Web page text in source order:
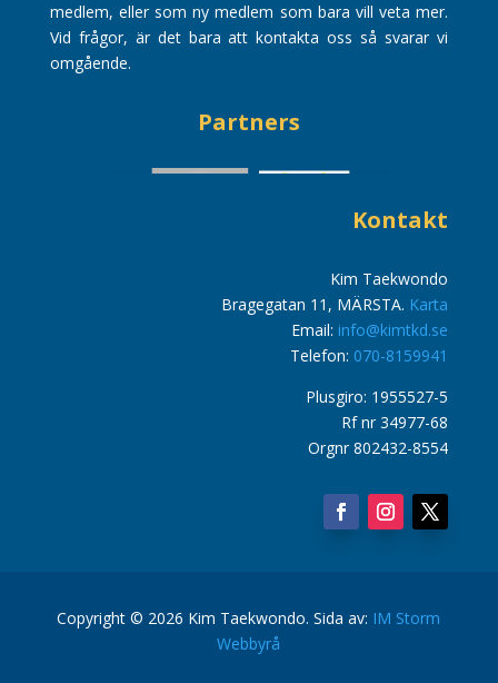
medlem, eller som ny medlem som bara vill veta mer.
Vid frågor, är det bara att kontakta oss så svarar vi
omgående.
Partners
Kontakt
Kim Taekwondo
Bragegatan 11, MÄRSTA. Karta
Email: info@kimtkd.se
Telefon: 070-8159941
Plusgiro: 1955527-5
Rf nr 34977-68
Orgnr 802432-8554
Copyright © 2026 Kim Taekwondo. Sida av: IM Storm
Webbyrå